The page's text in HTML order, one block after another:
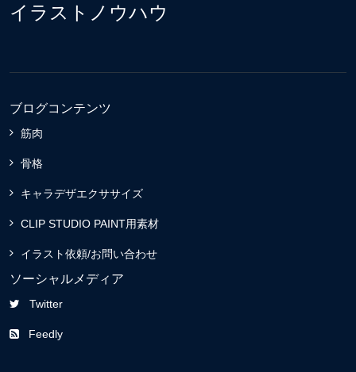
イラストノウハウ
ブログコンテンツ
筋肉
骨格
キャラデザエクササイズ
CLIP STUDIO PAINT用素材
イラスト依頼/お問い合わせ
ソーシャルメディア
Twitter
Feedly